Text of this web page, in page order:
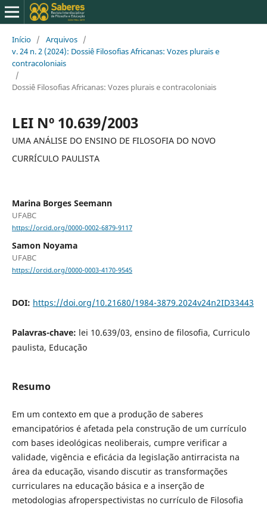
Início / Arquivos /
v. 24 n. 2 (2024): Dossiê Filosofias Africanas: Vozes plurais e
contracoloniais
/
Dossiê Filosofias Africanas: Vozes plurais e contracoloniais
LEI Nº 10.639/2003
UMA ANÁLISE DO ENSINO DE FILOSOFIA DO NOVO
CURRÍCULO PAULISTA
Marina Borges Seemann
UFABC
https://orcid.org/0000-0002-6879-9117
Samon Noyama
UFABC
https://orcid.org/0000-0003-4170-9545
DOI: https://doi.org/10.21680/1984-3879.2024v24n2ID33443
Palavras-chave: lei 10.639/03, ensino de filosofia, Curriculo
paulista, Educação
Resumo
Em um contexto em que a produção de saberes
emancipatórios é afetada pela construção de um currículo
com bases ideológicas neoliberais, cumpre verificar a
validade, vigência e eficácia da legislação antirracista na
área da educação, visando discutir as transformações
curriculares na educação básica e a inserção de
metodologias afroperspectivistas no currículo de Filosofia